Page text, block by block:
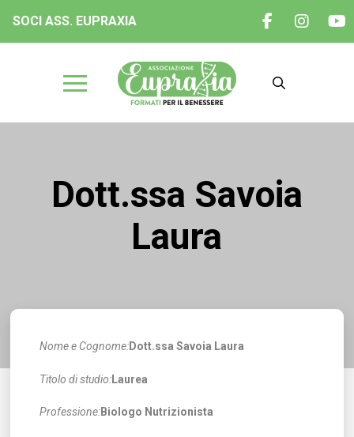
SOCI ASS. EUPRAXIA
Dott.ssa Savoia
Laura
Nome e Cognome:Dott.ssa Savoia Laura
Titolo di studio:Laurea
Professione:Biologo Nutrizionista